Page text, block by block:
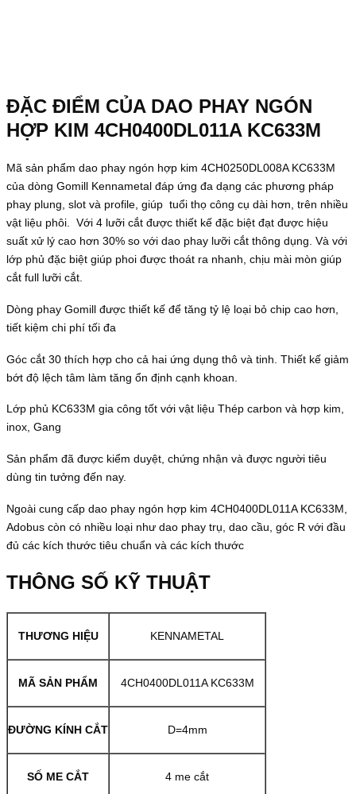
ĐẶC ĐIỂM CỦA DAO PHAY NGÓN
HỢP KIM 4CH0400DL011A KC633M
Mã sản phẩm dao phay ngón hợp kim 4CH0250DL008A KC633M
của dòng Gomill Kennametal đáp ứng đa dạng các phương pháp
phay plung, slot và profile, giúp tuổi thọ công cụ dài hơn, trên nhiều
vật liệu phôi. Với 4 lưỡi cắt được thiết kế đặc biệt đạt được hiệu
suất xử lý cao hơn 30% so với dao phay lưỡi cắt thông dụng. Và với
lớp phủ đặc biệt giúp phoi được thoát ra nhanh, chịu mài mòn giúp
cắt full lưỡi cắt.
Dòng phay Gomill được thiết kế để tăng tỷ lệ loại bỏ chip cao hơn,
tiết kiệm chi phí tối đa
Góc cắt 30 thích hợp cho cả hai ứng dụng thô và tinh. Thiết kế giảm
bớt độ lệch tâm làm tăng ổn định cạnh khoan.
Lớp phủ KC633M gia công tốt với vật liệu Thép carbon và hợp kim,
inox, Gang
Sản phẩm đã được kiểm duyệt, chứng nhận và được người tiêu
dùng tin tưởng đến nay.
Ngoài cung cấp dao phay ngón hợp kim 4CH0400DL011A KC633M,
Adobus còn có nhiều loại như dao phay trụ, dao cầu, góc R với đầu
đủ các kích thước tiêu chuẩn và các kích thước
THÔNG SỐ KỸ THUẬT
THƯƠNG HIỆU KENNAMETAL
MÃ SẢN PHẨM 4CH0400DL011A KC633M
ĐƯỜNG KÍNH CẮT D=4mm
SỐ ME CẮT 4 me cắt